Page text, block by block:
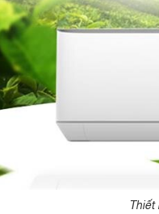
Thiết